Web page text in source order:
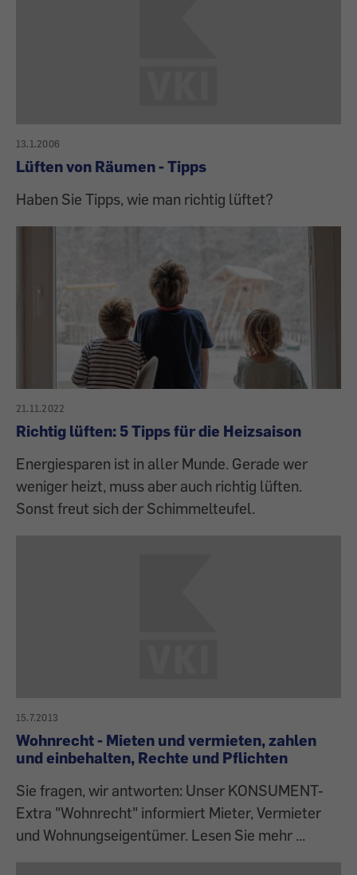
13.1.2006
Lüften von Räumen - Tipps
Haben Sie Tipps, wie man richtig lüftet?
21.11.2022
Richtig lüften: 5 Tipps für die Heizsaison
Energiesparen ist in aller Munde. Gerade wer
weniger heizt, muss aber auch richtig lüften.
Sonst freut sich der Schimmelteufel.
15.7.2013
Wohnrecht - Mieten und vermieten, zahlen
und einbehalten, Rechte und Pflichten
Sie fragen, wir antworten: Unser KONSUMENT-
Extra "Wohnrecht" informiert Mieter, Vermieter
und Wohnungseigentümer. Lesen Sie mehr ...